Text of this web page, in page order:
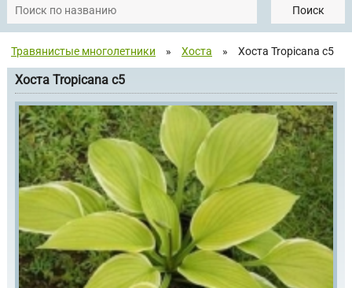
Поиск
Травянистые многолетники » Хоста » Хоста Tropicana с5
Хоста Tropicana с5